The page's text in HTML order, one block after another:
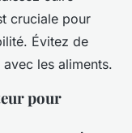
cruciale pour
Évitez de
les aliments.
pour